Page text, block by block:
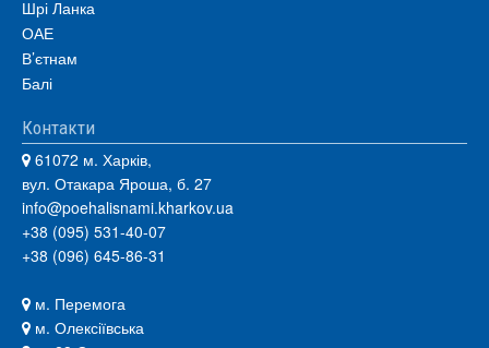
Шрі Ланка
ОАЕ
В’єтнам
Балі
Контакти
61072 м. Харків,
вул. Отакара Яроша, б. 27
info@poehalisnami.kharkov.ua
+38 (095) 531-40-07
+38 (096) 645-86-31
м. Перемога
м. Олексіївська